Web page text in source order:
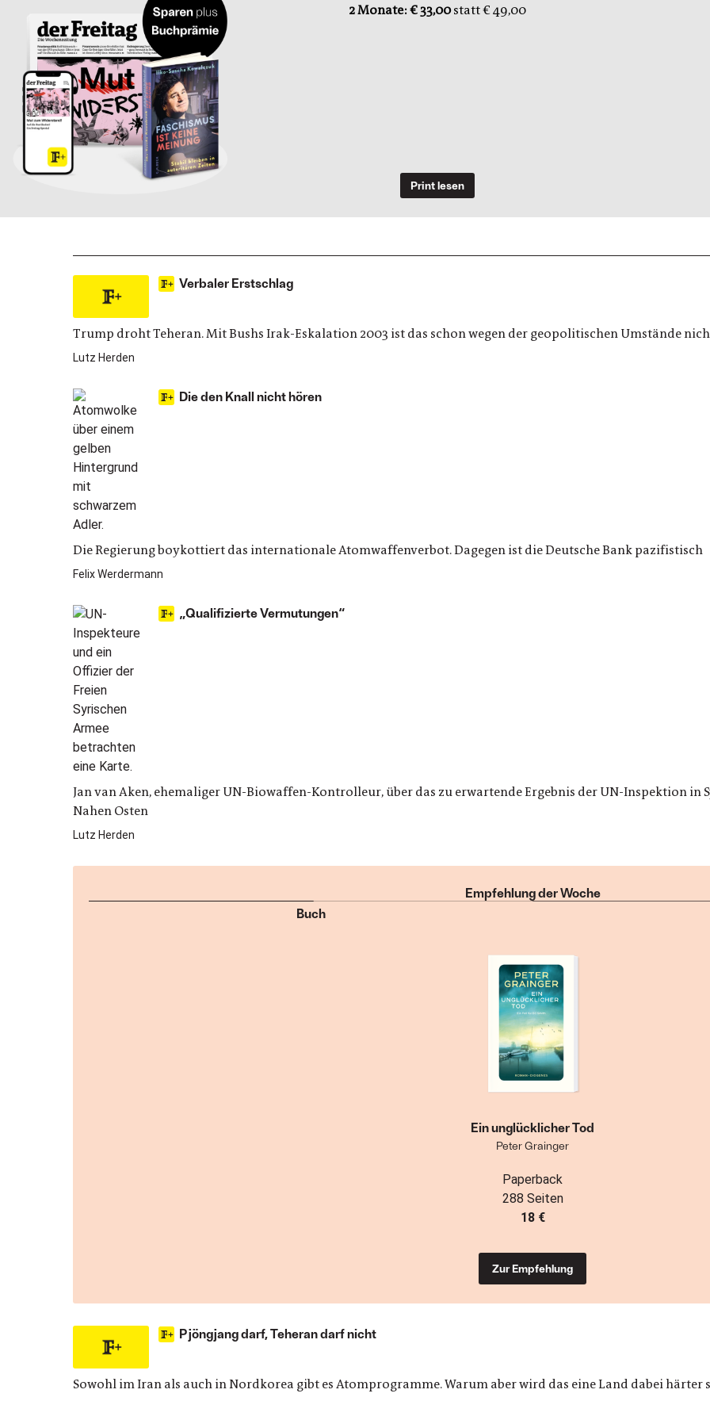
2 Monate: € 33,00statt € 49,00
Print lesen
Verbaler Erstschlag
Trump droht Teheran. Mit Bushs Irak-Eskalation 2003 ist das schon wegen der geopolitischen Umstände
Lutz Herden
Die den Knall nicht hören
Die Regierung boykottiert das internationale Atomwaffenverbot. Dagegen ist die Deutsche Bank pazifistisch
Felix Werdermann
„Qualifizierte Vermutungen“
Jan van Aken, ehemaliger UN-Biowaffen-Kontrolleur, über das zu erwartende Ergebnis der UN-Inspektion in
Nahen Osten
Lutz Herden
Pjöngjang darf, Teheran darf nicht
Sowohl im Iran als auch in Nordkorea gibt es Atomprogramme. Warum aber wird das eine Land dabei härter
Empfehlung der Woche
Buch
Ein unglücklicher Tod
Peter Grainger
Paperback
288 Seiten
18 €
Zur Empfehlung